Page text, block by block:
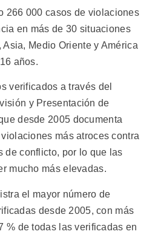
266 000 casos de violaciones
en más de 30 situaciones
Medio Oriente y América
años.
verificados a través del
y Presentación de
desde 2005 documenta
más atroces contra
de conflicto, por lo que las
mucho más elevadas.
el mayor número de
desde 2005, con más
% de todas las verificadas en